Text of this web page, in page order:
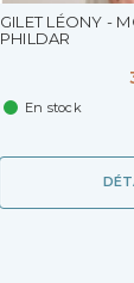
GILET LÉONY -
PHILDAR
En stock